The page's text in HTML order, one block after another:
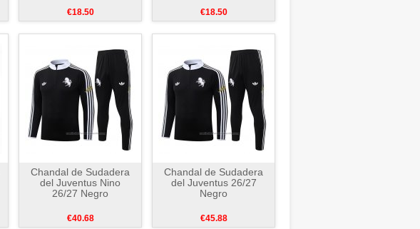
€18.50 €18.50
Chandal de Sudadera
del Juventus Nino
26/27 Negro
€40.68
Chandal de Sudadera
del Juventus 26/27
Negro
€45.88